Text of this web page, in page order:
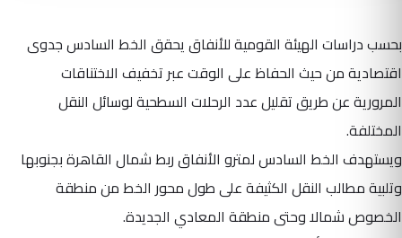
بحسب دراسات الهيئة القومية للأنفاق يحقق الخط السادس جدوى
اقتصادية من حيث الحفاظ على الوقت عبر تخفيف الاختناقات
المرورية عن طريق تقليل عدد الرحلات السطحية لوسائل النقل
المختلفة.
ويستهدف الخط السادس لمترو الأنفاق ربط شمال القاهرة بجنوبها
وتلبية مطالب النقل الكثيفة على طول محور الخط من منطقة
الخصوص شمالا وحتى منطقة المعادي الجديدة.